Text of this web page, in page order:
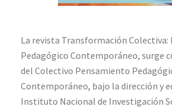
La revista Transformación
Pedagógico Contemporáneo, surge
del Colectivo Pensamiento
Contemporáneo, bajo la dirección y
Instituto Nacional de Investigación